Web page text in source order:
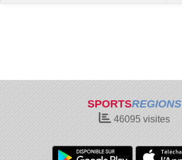
SPORTSREGIONS
46095visites